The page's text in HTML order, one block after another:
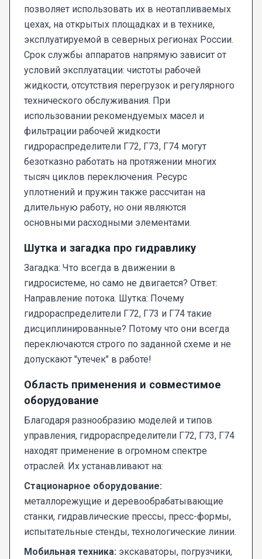
позволяет использовать их в неотапливаемых
цехах, на открытых площадках и в технике,
эксплуатируемой в северных регионах России.
Срок службы аппаратов напрямую зависит от
условий эксплуатации: чистоты рабочей
жидкости, отсутствия перегрузок и регулярного
технического обслуживания. При
использовании рекомендуемых масел и
фильтрации рабочей жидкости
гидрораспределители Г72, Г73, Г74 могут
безотказно работать на протяжении многих
тысяч циклов переключения. Ресурс
уплотнений и пружин также рассчитан на
длительную работу, но они являются
основными расходными элементами.
Шутка и загадка про гидравлику
Загадка: Что всегда в движении в
гидросистеме, но само не двигается? Ответ:
Направление потока. Шутка: Почему
гидрораспределители Г72, Г73 и Г74 такие
дисциплинированные? Потому что они всегда
переключаются строго по заданной схеме и не
допускают "утечек" в работе!
Область применения и совместимое
оборудование
Благодаря разнообразию моделей и типов
управления, гидрораспределители Г72, Г73, Г74
находят применение в огромном спектре
отраслей. Их устанавливают на:
Стационарное оборудование:
металлорежущие и деревообрабатывающие
станки, гидравлические прессы, пресс-формы,
испытательные стенды, технологические линии.
Мобильная техника: экскаваторы, погрузчики,